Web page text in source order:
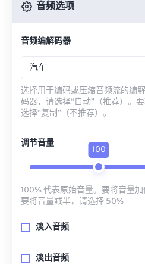
音频选项
音频编解码器
汽车
选择用于编码或压缩音频流的编
码器，请选择“自动”（推荐）。
选择“复制”（不推荐）。
调节音量
100
100% 代表原始音量。要将音量
要将音量减半，请选择 50%
淡入音频
淡出音频